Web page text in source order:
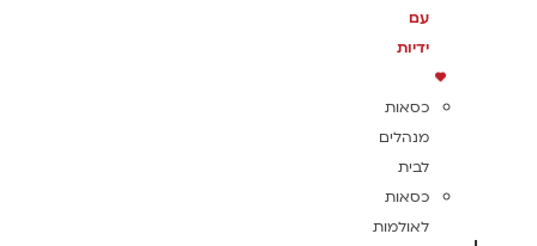
עם
ידיות
כסאות
מנהלים
לבית
כסאות
לאולמות